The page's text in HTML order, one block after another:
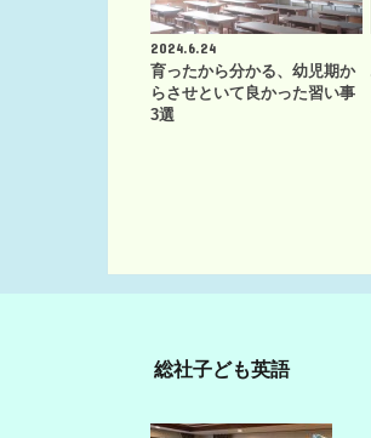
2024.6.24
育ったから分かる、幼児期か
らさせといて良かった習い事
3選
総社子ども英語